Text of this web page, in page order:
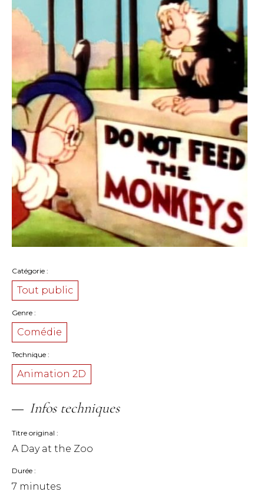
Catégorie
Tout public
Genre
Comédie
Technique
Animation 2D
Infos techniques
Titre original
A Day at the Zoo
Durée
7 minutes